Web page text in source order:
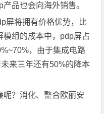
品也会向海外销售。
屏将拥有价格优势，比
模组的成本中，pdp屏占
，由于集成电路
来三年还有50%的降本
呢？消化、整合欧丽安